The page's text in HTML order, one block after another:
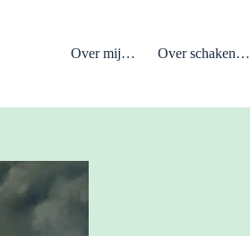
Over mij… Over schaken…